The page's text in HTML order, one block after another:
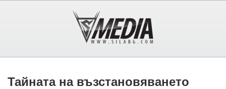
Тайната на възстановяването